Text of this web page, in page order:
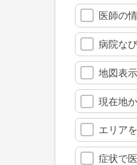
医師の
病院な
地図表
現在地
エリア
症状で